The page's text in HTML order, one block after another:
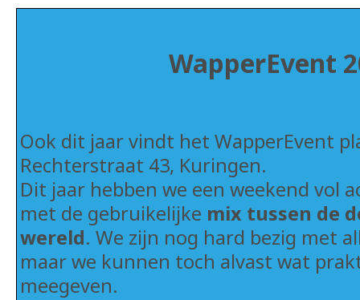
WapperEvent
Ook dit jaar vindt het WapperEvent
Rechterstraat 43, Kuringen.
Dit jaar hebben we een weekend vol
met de gebruikelijke mix tussen de
wereld. We zijn nog hard bezig met
maar we kunnen toch alvast wat
meegeven.